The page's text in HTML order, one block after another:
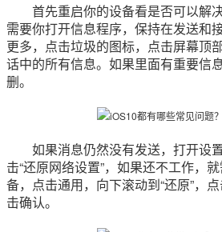
首先重启你的设备看是否可以解
需要你打开信息程序，保持在发送和
更多，点击垃圾的图标，点击屏幕顶
话中的所有信息。如果里面有重要信
删。
如果消息仍然没有发送，打开设
击“还原网络设置”，如果还不工作，
备，点击通用，向下滚动到“还原”，
击确认。